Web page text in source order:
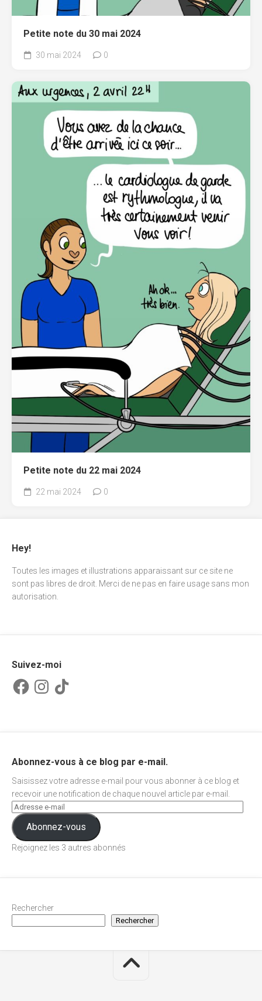
Petite note du 30 mai 2024
30 mai 2024 0
Petite note du 22 mai 2024
22 mai 2024 0
Hey!
Toutes les images et illustrations apparaissant sur ce site ne
sont pas libres de droit. Merci de ne pas en faire usage sans mon
autorisation.
Suivez-moi
FacebookInstagram
TikTok
Abonnez-vous à ce blog par e-mail.
Saisissez votre adresse e-mail pour vous abonner à ce blog et
recevoir une notification de chaque nouvel article par e-mail.
Abonnez-vous
Rejoignez les 3 autres abonnés
Rechercher
Rechercher